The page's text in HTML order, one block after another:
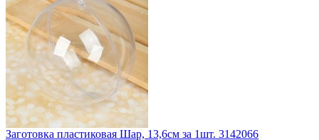
Заготовка пластиковая Шар, 13,6см за 1шт. 3142066